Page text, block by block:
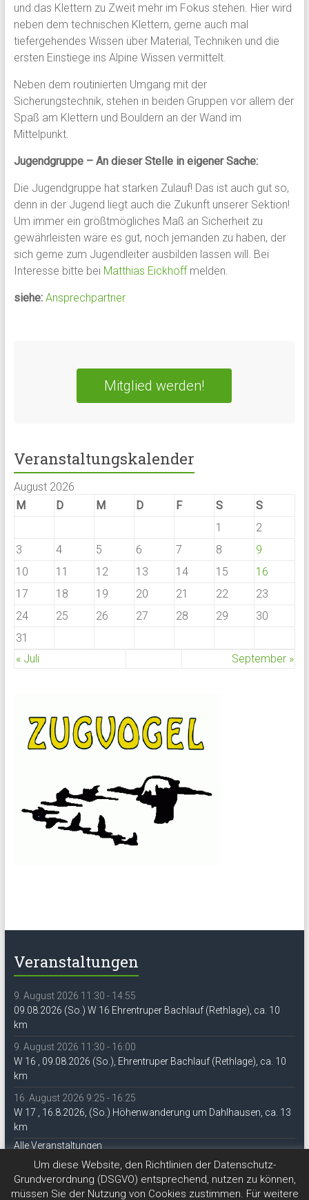
und das Klettern zu Zweit mehr im Fokus stehen. Hier wird
neben dem technischen Klettern, gerne auch mal
tiefergehendes Wissen über Material, Techniken und die
ersten Einstiege ins Alpine Wissen vermittelt.
Neben dem routinierten Umgang mit der
Sicherungstechnik, stehen in beiden Gruppen vor allem der
Spaß am Klettern und Bouldern an der Wand im
Mittelpunkt.
Jugendgruppe – An dieser Stelle in eigener Sache:
Die Jugendgruppe hat starken Zulauf! Das ist auch gut so,
denn in der Jugend liegt auch die Zukunft unserer Sektion!
Um immer ein größtmögliches Maß an Sicherheit zu
gewährleisten wäre es gut, noch jemanden zu haben, der
sich gerne zum Jugendleiter ausbilden lassen will. Bei
Interesse bitte bei Matthias Eickhoffmelden.
siehe: Ansprechpartner
Mitglied werden!
Veranstaltungskalender
August 2026
M
D M D F S
S
1
2
3
4 5 6 7 8
9
10
11 12 13 14 15
16
17
18 19 20 21 22
23
24
25 26 27 28 29
30
31
« Juli
September »
Veranstaltungen
9. August 2026 11:30 - 14:55
09.08.2026 (So.) W 16 Ehrentruper Bachlauf (Rethlage), ca. 10
km
9. August 2026 11:30 - 16:00
W 16 , 09.08.2026 (So.), Ehrentruper Bachlauf (Rethlage), ca. 10
km
16. August 2026 9:25 - 16:25
W 17 , 16.8.2026, (So.) Höhenwanderung um Dahlhausen, ca. 13
km
Alle Veranstaltungen
Um diese Website, den Richtlinien der Datenschutz-
Grundverordnung (DSGVO) entsprechend, nutzen zu können,
müssen Sie der Nutzung von Cookies zustimmen. Für weitere